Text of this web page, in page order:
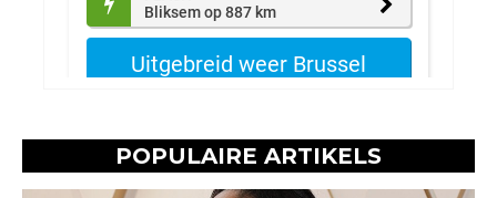
POPULAIRE ARTIKELS